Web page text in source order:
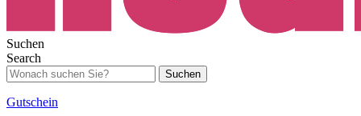
Suchen
Search
Suchen
Gutschein